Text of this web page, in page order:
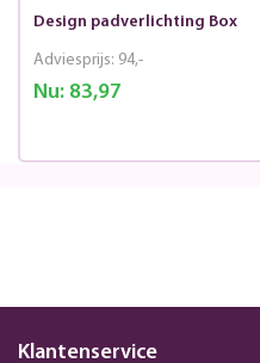
Design padverlichting Box
Nu:83,97
Adviesprijs: 94,-
Klantenservice